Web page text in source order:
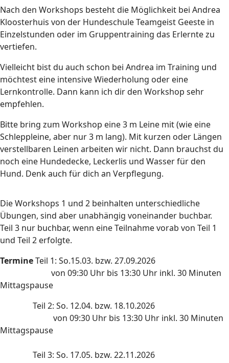
Nach den Workshops besteht die Möglichkeit bei Andrea
Kloosterhuis von der Hundeschule Teamgeist Geeste in
Einzelstunden oder im Gruppentraining das Erlernte zu
vertiefen.
Vielleicht bist du auch schon bei Andrea im Training und
möchtest eine intensive Wiederholung oder eine
Lernkontrolle. Dann kann ich dir den Workshop sehr
empfehlen.
Bitte bring zum Workshop eine 3 m Leine mit (wie eine
Schleppleine, aber nur 3 m lang). Mit kurzen oder Längen
verstellbaren Leinen arbeiten wir nicht. Dann brauchst du
noch eine Hundedecke, Leckerlis und Wasser für den
Hund. Denk auch für dich an Verpflegung.
Die Workshops 1 und 2 beinhalten unterschiedliche
Übungen, sind aber unabhängig voneinander buchbar.
Teil 3 nur buchbar, wenn eine Teilnahme vorab von Teil 1
und Teil 2 erfolgte.
TermineTeil 1: So.15.03. bzw. 27.09.2026
von 09:30 Uhr bis 13:30 Uhr inkl. 30 Minuten
Mittagspause
Teil 2: So. 12.04. bzw. 18.10.2026
von 09:30 Uhr bis 13:30 Uhr inkl. 30 Minuten
Mittagspause
Teil 3: So. 17.05. bzw. 22.11.2026